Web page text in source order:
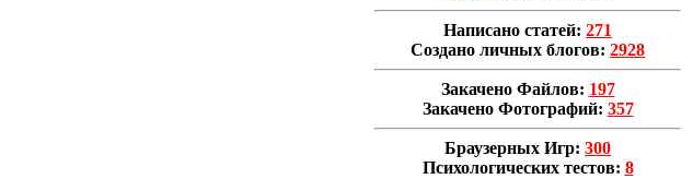
Написано статей: 271
Создано личных блогов: 2928
Закачено Файлов: 197
Закачено Фотографий: 357
Браузерных Игр: 300
Психологических тестов: 8